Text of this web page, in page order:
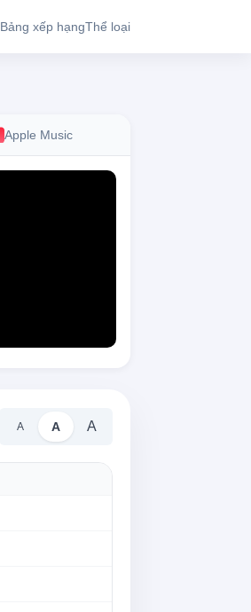
Bảng xếp hạngThể loại
Apple Music
A A A